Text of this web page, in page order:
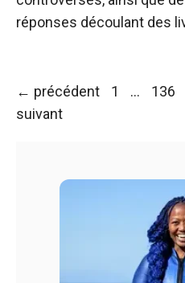
réponses découlant des
Navigation
des
← précédent Page
1 … Page
136
suivant